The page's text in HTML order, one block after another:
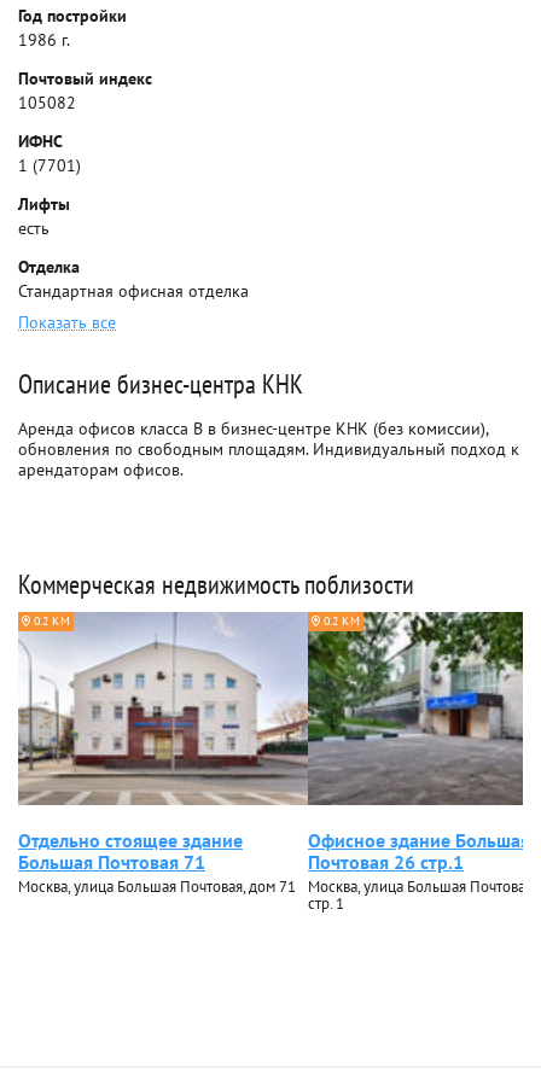
Год постройки
1986 г.
Почтовый индекс
105082
ИФНС
1 (7701)
Лифты
есть
Отделка
Стандартная офисная отделка
Показать все
Описание бизнес-центра КНК
Аренда офисов класса B в бизнес-центре КНК (без комиссии),
обновления по свободным площадям. Индивидуальный подход к
арендаторам офисов.
Коммерческая недвижимость поблизости
0.2 КМ
Отдельно стоящее здание
Большая Почтовая 71
Москва, улица Большая Почтовая, дом 71
0.2 КМ
Офисное здание Большая
Почтовая 26 стр.1
Москва, улица Большая Почтовая,
стр. 1